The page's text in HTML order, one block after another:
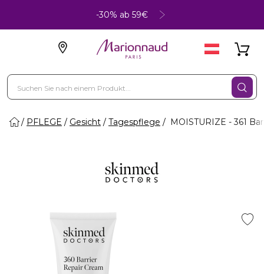
-30% ab 59€
PFLEGE Gesicht Tagespflege MOISTURIZE - 361